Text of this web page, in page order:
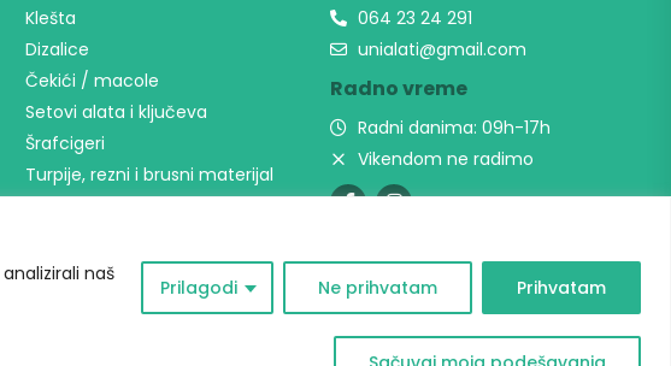
naš
Prilagodi Ne prihvatam Prihvatam
Klešta
Dizalice
Čekići / macole
Setovi alata i ključeva
Šrafcigeri
Turpije, rezni i brusni materijal
064 23 24 291
unialati@gmail.com
Radno vreme
Radni danima: 09h-17h
Vikendom ne radimo